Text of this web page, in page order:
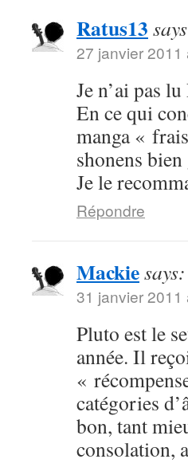
Ratus13
27 janvier 2011
Je n’ai pas
En ce qui
manga «
shonens bien
Je le
Répondre
Mackiesays:
31 janvier 2011
Pluto est le
année. Il
«
catégories
bon, tant
consolation,